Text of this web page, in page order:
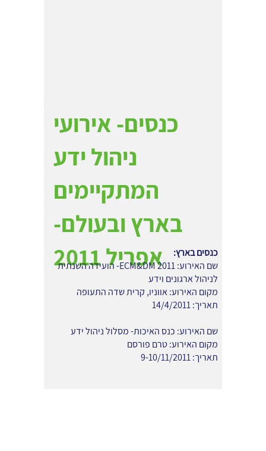
כנסים- אירועי
ניהול ידע
המתקיימים
בארץ ובעולם-
אפריל 2011
כנסים בארץ:
שם האירוע: ECM&DM 2011- הועידה השנתית
לניהול ארגונים וידע
מקום האירוע: אווניו, קרית שדה התעופה
תאריך: 14/4/2011
שם האירוע: כנס האיכות- מסלול ניהול ידע
מקום האירוע: טרם פורסם
תאריך: 9-10/11/2011